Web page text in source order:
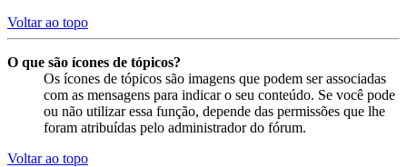
Voltar ao topo
O que são ícones de tópicos?
Os ícones de tópicos são imagens que podem ser associadas
com as mensagens para indicar o seu conteúdo. Se você pode
ou não utilizar essa função, depende das permissões que lhe
foram atribuídas pelo administrador do fórum.
Voltar ao topo